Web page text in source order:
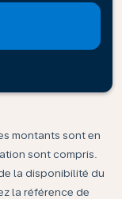
montants sont en
sont compris.
la disponibilité du
la référence de